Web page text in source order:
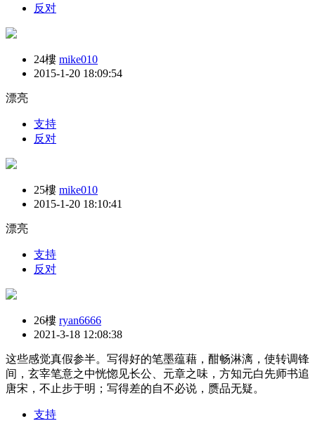
反对
24樓 mike010
2015-1-20 18:09:54
漂亮
支持
反对
25樓 mike010
2015-1-20 18:10:41
漂亮
支持
反对
26樓 ryan6666
2021-3-18 12:08:38
这些感觉真假参半。写得好的笔墨蕴藉，酣畅淋漓，使转调锋
间，玄宰笔意之中恍惚见长公、元章之味，方知元白先师书追
唐宋，不止步于明；写得差的自不必说，赝品无疑。
支持